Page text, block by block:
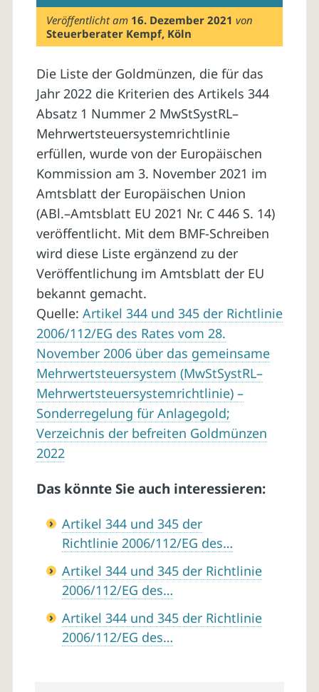
Veröffentlicht am 16. Dezember 2021 von
Steuerberater Kempf, Köln
Die Liste der Goldmünzen, die für das
Jahr 2022 die Kriterien des Artikels 344
Absatz 1 Nummer 2 MwStSystRL–
Mehrwertsteuersystemrichtlinie
erfüllen, wurde von der Europäischen
Kommission am 3. November 2021 im
Amtsblatt der Europäischen Union
(ABl.–Amtsblatt EU 2021 Nr. C 446 S. 14)
veröffentlicht. Mit dem BMF-Schreiben
wird diese Liste ergänzend zu der
Veröffentlichung im Amtsblatt der EU
bekannt gemacht.
Quelle: Artikel 344 und 345 der Richtlinie
2006/112/EG des Rates vom 28.
November 2006 über das gemeinsame
Mehrwertsteuersystem (MwStSystRL–
Mehrwertsteuersystemrichtlinie) –
Sonderregelung für Anlagegold;
Verzeichnis der befreiten Goldmünzen
2022
Das könnte Sie auch interessieren:
Artikel 344 und 345 der
Richtlinie 2006/112/EG des…
Artikel 344 und 345 der Richtlinie
2006/112/EG des…
Artikel 344 und 345 der Richtlinie
2006/112/EG des…